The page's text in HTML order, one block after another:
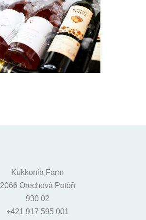
Kukkonia Farm
2066 Orechová Potôň
930 02
+421 917 595 001